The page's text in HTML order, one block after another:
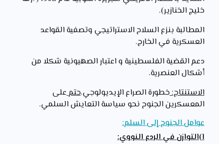
خليج الخنازير).
المطالبة بنزع السلاح الاستراتيجي وتصفية القواعد
العسكرية في الخارج.
دعم القضية الفلسطينية و اعتبار الصهيونية شكلا من
أشكال العنصرية.
الاستنتاج:خطورة الصراع الإيديولوجي،حتمعلى
المعسكرين الجنوح نحو سياسة التعايش السلمي.
عوامل الجنوح إلى السلم:
ا)التوازن في الردع النووي: